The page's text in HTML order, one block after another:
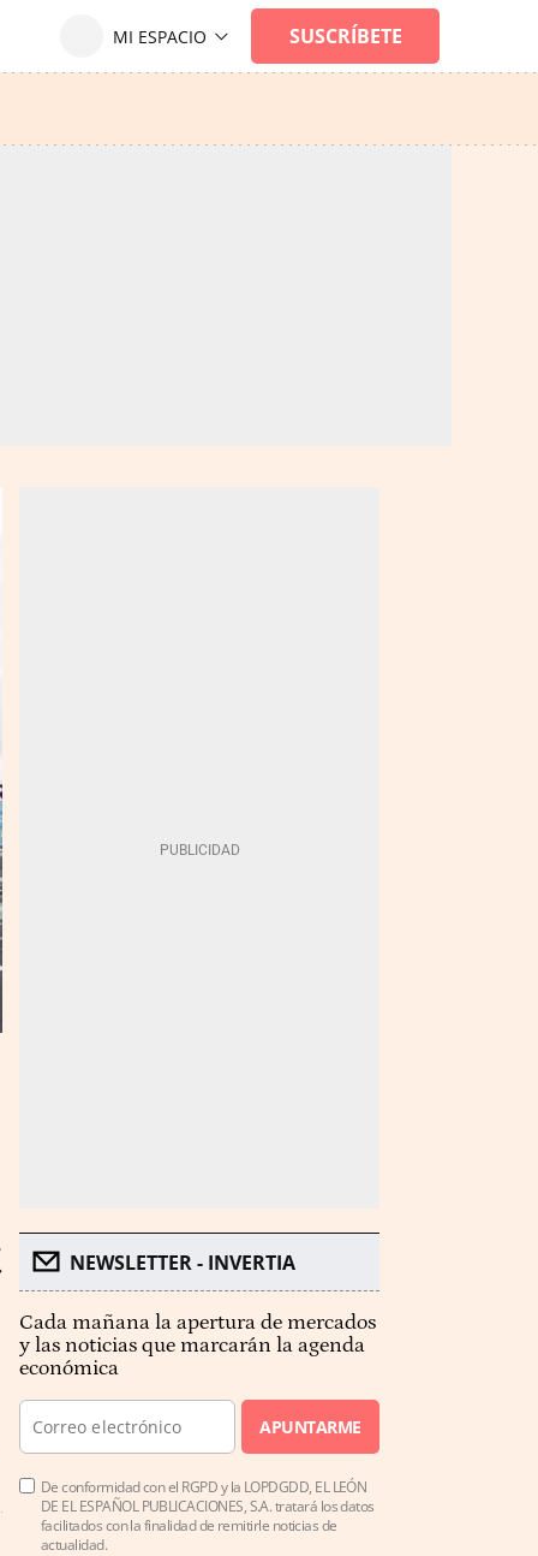
NEWSLETTER - INVERTIA
Cada mañana la apertura de mercados
y las noticias que marcarán la agenda
económica
APUNTARME
De conformidad con el RGPD y la LOPDGDD, EL LEÓN
DE EL ESPAÑOL PUBLICACIONES, S.A. tratará los datos
facilitados con la finalidad de remitirle noticias de
actualidad.